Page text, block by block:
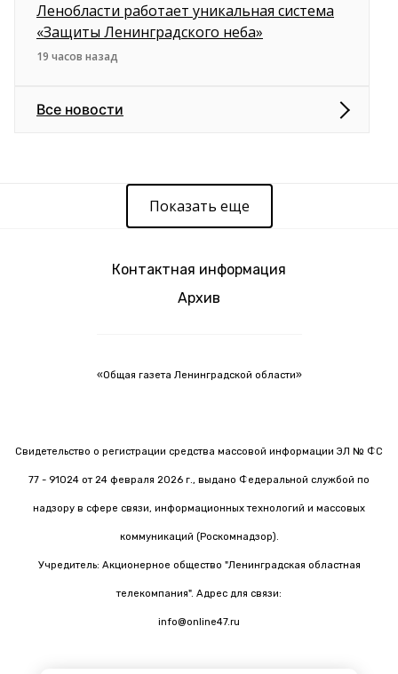
Ленобласти работает уникальная система
«Защиты Ленинградского неба»
19 часов назад
Все новости
Показать еще
Контактная информация
Архив
«Общая газета Ленинградской области»
Свидетельство о регистрации средства массовой информации ЭЛ № ФС
77 - 91024 от 24 февраля 2026 г., выдано Федеральной службой по
надзору в сфере связи, информационных технологий и массовых
коммуникаций (Роскомнадзор).
Учредитель: Акционерное общество "Ленинградская областная
телекомпания". Адрес для связи:
info@online47.ru